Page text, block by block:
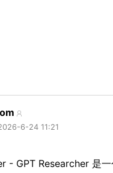
6-24 11:21
- GPT Researcher 是一